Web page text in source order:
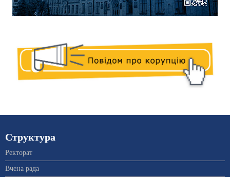
Структура
Ректорат
Вчена рада